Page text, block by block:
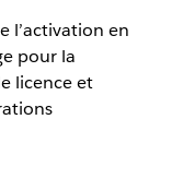
simplifie la
le cloud, en
en
ou désactiver
l’activation en
pour la
licence et